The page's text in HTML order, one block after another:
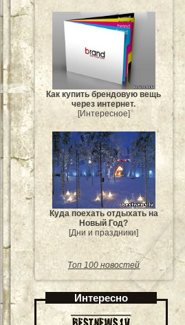
Как купить брендовую вещь
через интернет.
[Интересное]
Куда поехать отдыхать на
Новый Год?
[Дни и праздники]
Топ 100 новостей
Интересно